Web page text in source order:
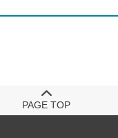
PAGE TOP